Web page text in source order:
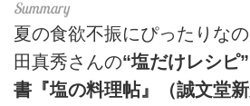
夏の食欲不振にぴったりな
田真秀さんの“塩だけレシピ”
書『塩の料理帖』（誠文堂新